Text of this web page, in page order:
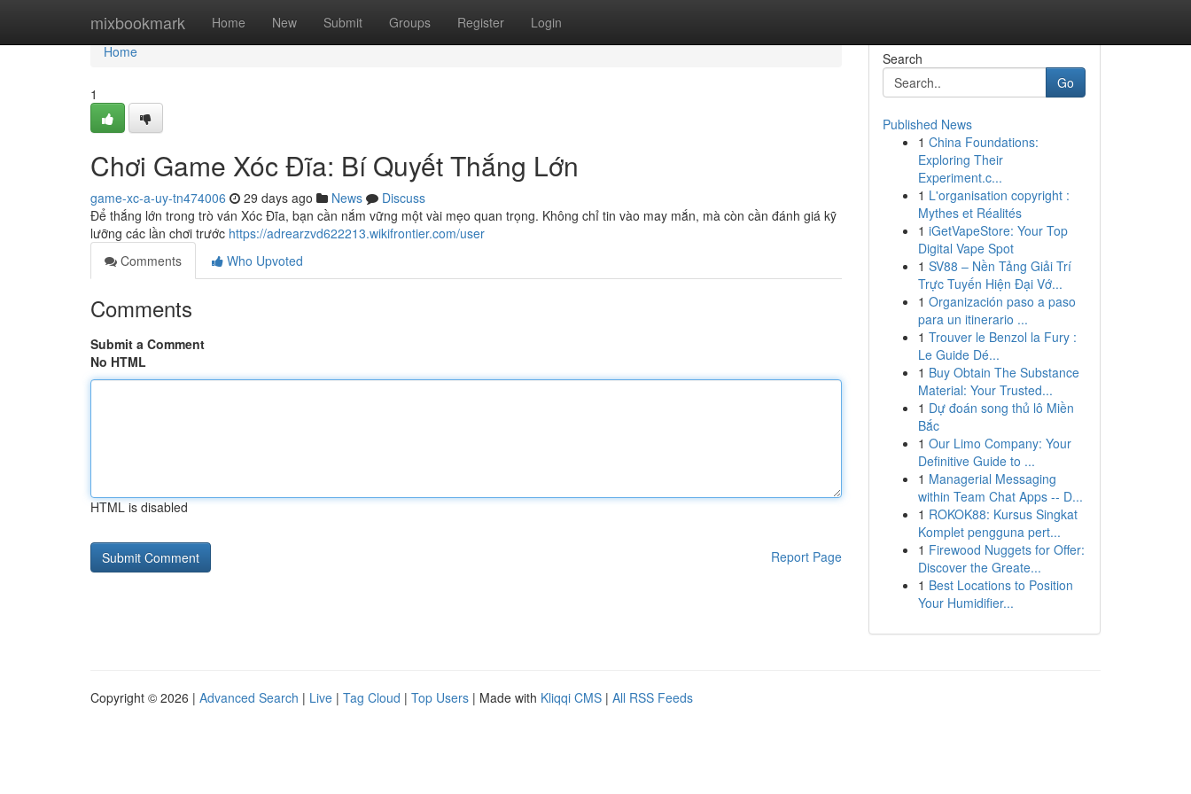
mixbookmark Home New Submit Groups Register Login
Home
Home
1
Chơi Game Xóc Đĩa: Bí Quyết Thắng Lớn
game-xc-a-uy-tn474006 29 days ago News
Discuss
Để thắng lớn trong trò ván Xóc Đĩa, bạn cần nắm vững một vài mẹo quan trọng. Không chỉ tin vào may mắn, mà còn cần đánh giá kỹ
lưỡng các lần chơi trước https://adrearzvd622213.wikifrontier.com/user
Comments
Who Upvoted
Comments
Submit a Comment
No HTML
HTML is disabled
Report Page
Search
Go
Published News
1 China Foundations:
Exploring Their
Experiment.c...
1 L'organisation copyright :
Mythes et Réalités
1 iGetVapeStore: Your Top
Digital Vape Spot
1 SV88 – Nền Tảng Giải Trí
Trực Tuyến Hiện Đại Vớ...
1 Organización paso a paso
para un itinerario ...
1 Trouver le Benzol la Fury :
Le Guide Dé...
1 Buy Obtain The Substance
Material: Your Trusted...
1 Dự đoán song thủ lô Miền
Bắc
1 Our Limo Company: Your
Definitive Guide to ...
1 Managerial Messaging
within Team Chat Apps -- D...
1 ROKOK88: Kursus Singkat
Komplet pengguna pert...
1 Firewood Nuggets for Offer:
Discover the Greate...
1 Best Locations to Position
Your Humidifier...
Copyright © 2026 | Advanced Search | Live | Tag Cloud | Top Users | Made with Kliqqi CMS | All RSS Feeds